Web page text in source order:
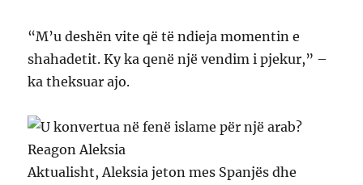
“M’u deshën vite që të ndieja momentin e
shahadetit. Ky ka qenë një vendim i pjekur,” –
ka theksuar ajo.
Aktualisht, Aleksia jeton mes Spanjës dhe